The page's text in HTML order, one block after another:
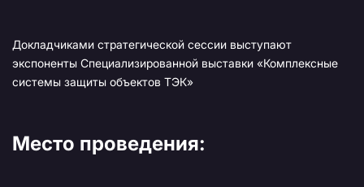
Докладчиками стратегической сессии выступают
экспоненты Специализированной выставки «Комплексные
системы защиты объектов ТЭК»
Место проведения: